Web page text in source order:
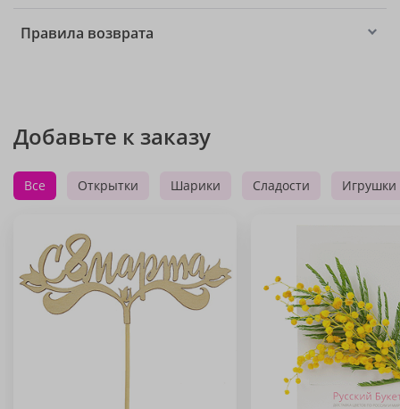
Правила возврата
Добавьте к заказу
Все Открытки Шарики Сладости Игрушки